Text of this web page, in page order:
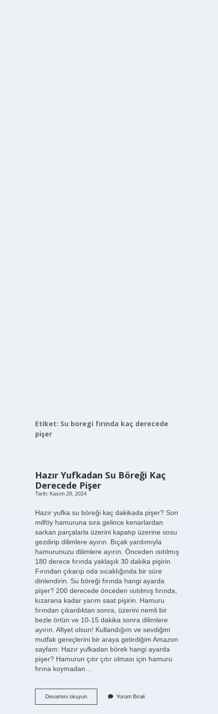
Etiket: Su boregi fırında kaç derecede
pişer
Hazır Yufkadan Su Böreği Kaç
Derecede Pişer
Tarih: Kasım 28, 2024
Hazır yufka su böreği kaç dakikada pişer? Son
milföy hamuruna sıra gelince kenarlardan
sarkan parçalarla üzerini kapatıp üzerine sosu
gezdirip dilimlere ayırın. Bıçak yardımıyla
hamurunuzu dilimlere ayırın. Önceden ısıtılmış
180 derece fırında yaklaşık 30 dakika pişirin.
Fırından çıkarıp oda sıcaklığında bir süre
dinlendirin. Su böreği fırında hangi ayarda
pişer? 200 derecede önceden ısıtılmış fırında,
kızarana kadar yarım saat pişirin. Hamuru
fırından çıkardıktan sonra, üzerini nemli bir
bezle örtün ve 10-15 dakika sonra dilimlere
ayırın. Afiyet olsun! Kullandığım ve sevdiğim
mutfak gereçlerini bir araya getirdiğim Amazon
sayfam: Hazır yufkadan börek hangi ayarda
pişer? Hamurun çıtır çıtır olması için hamuru
fırına koymadan…
Devamını okuyunHazır
Yufkadan
Yorum Bırak